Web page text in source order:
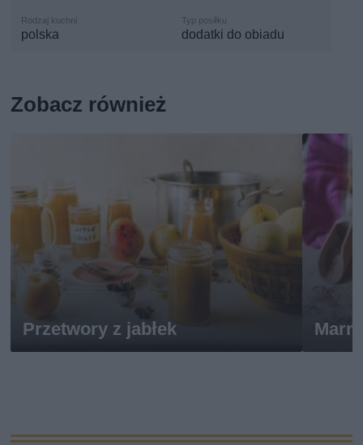
polska dodatki do obiadu
Zobacz również
Przetwory z jabłek